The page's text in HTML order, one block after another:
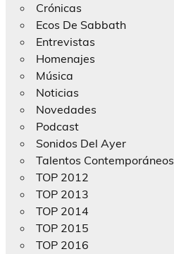
Crónicas
Ecos De Sabbath
Entrevistas
Homenajes
Música
Noticias
Novedades
Podcast
Sonidos Del Ayer
Talentos Contemporáneos
TOP 2012
TOP 2013
TOP 2014
TOP 2015
TOP 2016